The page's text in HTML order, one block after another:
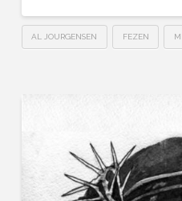
AL JOURGENSEN FEZEN